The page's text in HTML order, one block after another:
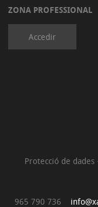
ZONA PROFESSIONAL
Accedir
Protecció de dades ·
965 790 736